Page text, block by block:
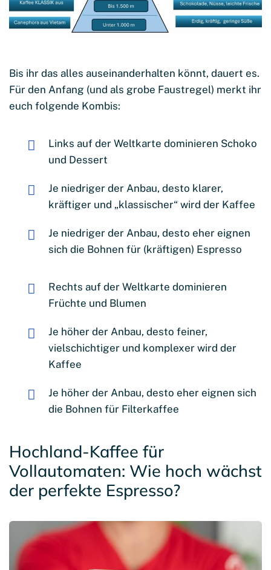
Bis ihr das alles auseinanderhalten könnt, dauert es.
Für den Anfang (und als grobe Faustregel) merkt ihr
euch folgende Kombis:
Links auf der Weltkarte dominieren Schoko
und Dessert
Je niedriger der Anbau, desto klarer,
kräftiger und „klassischer“ wird der Kaffee
Je niedriger der Anbau, desto eher eignen
sich die Bohnen für (kräftigen) Espresso
Rechts auf der Weltkarte dominieren
Früchte und Blumen
Je höher der Anbau, desto feiner,
vielschichtiger und komplexer wird der
Kaffee
Je höher der Anbau, desto eher eignen sich
die Bohnen für Filterkaffee
Hochland-Kaffee für
Vollautomaten: Wie hoch wächst
der perfekte Espresso?